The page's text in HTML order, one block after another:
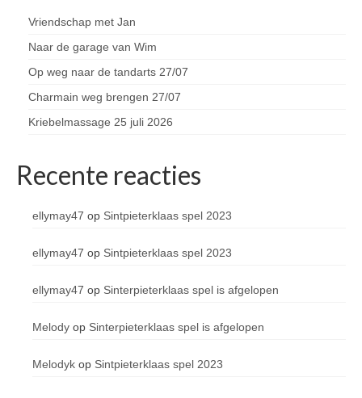
Vriendschap met Jan
Naar de garage van Wim
Op weg naar de tandarts 27/07
Charmain weg brengen 27/07
Kriebelmassage 25 juli 2026
Recente reacties
ellymay47 op Sintpieterklaas spel 2023
ellymay47 op Sintpieterklaas spel 2023
ellymay47 op Sinterpieterklaas spel is afgelopen
Melody op Sinterpieterklaas spel is afgelopen
Melodyk op Sintpieterklaas spel 2023